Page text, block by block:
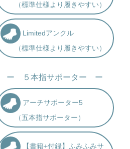
（標準仕様より履きやすい）
Limitedアンクル
（標準仕様より履きやすい）
ー ５本指サポーター ー
アーチサポーター5
（五本指サポーター）
【書籍+付録】ふみふみサ